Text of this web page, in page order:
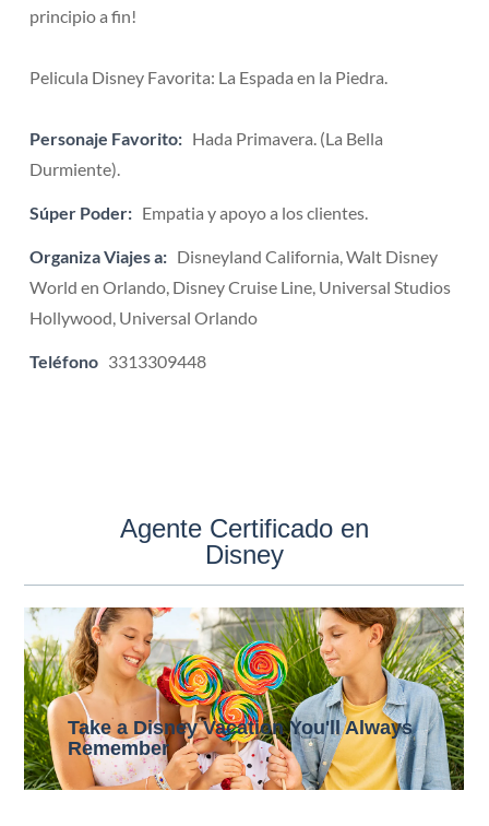
principio a fin!
Pelicula Disney Favorita: La Espada en la Piedra.
Personaje Favorito: Hada Primavera. (La Bella
Durmiente).
Súper Poder: Empatia y apoyo a los clientes.
Organiza Viajes a: Disneyland California, Walt Disney
World en Orlando, Disney Cruise Line, Universal Studios
Hollywood, Universal Orlando
Teléfono 3313309448